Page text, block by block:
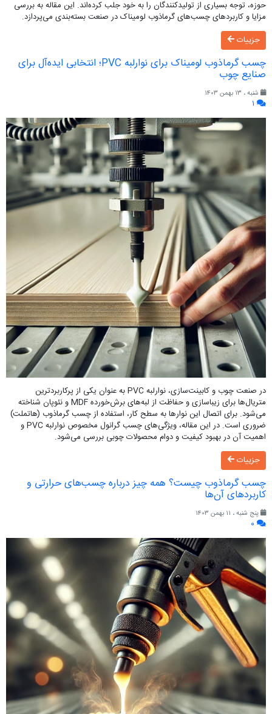
حوزه، توجه بسیاری از تولیدکنندگان را به خود جلب کرده‌اند. این مقاله به بررسی
مزایا و کاربردهای چسب‌های گرماذوب لومیناک در صنعت بسته‌بندی می‌پردازد.
جزییات
چسب گرماذوب لومیناک برای نوارلبه PVC؛ انتخابی ایده‌آل برای
صنایع چوب
شنبه ، ۱۳ بهمن ۱۴۰۳
۱
در صنعت چوب و کابینت‌سازی، نوارلبه PVC به عنوان یکی از پرکاربردترین
متریال‌ها برای زیباسازی و حفاظت از لبه‌های برش‌خورده MDF و نئوپان شناخته
می‌شود. برای اتصال این نوارها به سطح کار، استفاده از چسب گرماذوب (هاتملت)
ضروری است. در این مقاله، ویژگی‌های چسب گرانول مخصوص نوارلبه PVC و
اهمیت آن در بهبود کیفیت و دوام محصولات چوبی بررسی می‌شود.
جزییات
چسب گرماذوب چیست؟ همه چیز درباره چسب‌های حرارتی و
کاربردهای آن‌ها
پنج شنبه ، ۱۱ بهمن ۱۴۰۳
۰